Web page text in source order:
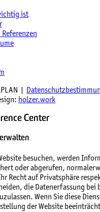
ist
|
holzer.work
Center
besuchen, werden
oder abgerufen,
Recht auf Privatsphäre
die Datenerfassung bei
Wenn Sie diese
der Website